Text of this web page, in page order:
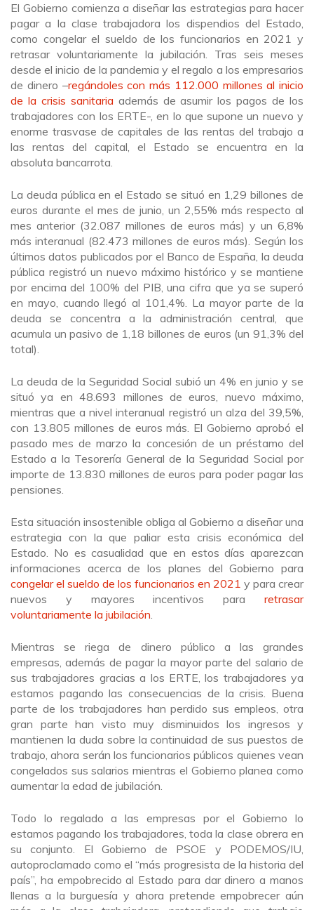
El Gobierno comienza a diseñar las estrategias para hacer
pagar a la clase trabajadora los dispendios del Estado,
como congelar el sueldo de los funcionarios en 2021 y
retrasar voluntariamente la jubilación. Tras seis meses
desde el inicio de la pandemia y el regalo a los empresarios
de dinero –regándoles con más 112.000 millones al inicio
de la crisis sanitaria además de asumir los pagos de los
trabajadores con los ERTE-, en lo que supone un nuevo y
enorme trasvase de capitales de las rentas del trabajo a
las rentas del capital, el Estado se encuentra en la
absoluta bancarrota.
La deuda pública en el Estado se situó en 1,29 billones de
euros durante el mes de junio, un 2,55% más respecto al
mes anterior (32.087 millones de euros más) y un 6,8%
más interanual (82.473 millones de euros más). Según los
últimos datos publicados por el Banco de España, la deuda
pública registró un nuevo máximo histórico y se mantiene
por encima del 100% del PIB, una cifra que ya se superó
en mayo, cuando llegó al 101,4%. La mayor parte de la
deuda se concentra a la administración central, que
acumula un pasivo de 1,18 billones de euros (un 91,3% del
total).
La deuda de la Seguridad Social subió un 4% en junio y se
situó ya en 48.693 millones de euros, nuevo máximo,
mientras que a nivel interanual registró un alza del 39,5%,
con 13.805 millones de euros más. El Gobierno aprobó el
pasado mes de marzo la concesión de un préstamo del
Estado a la Tesorería General de la Seguridad Social por
importe de 13.830 millones de euros para poder pagar las
pensiones.
Esta situación insostenible obliga al Gobierno a diseñar una
estrategia con la que paliar esta crisis económica del
Estado. No es casualidad que en estos días aparezcan
informaciones acerca de los planes del Gobierno para
congelar el sueldo de los funcionarios en 2021 y para crear
nuevos y mayores incentivos para retrasar
voluntariamente la jubilación.
Mientras se riega de dinero público a las grandes
empresas, además de pagar la mayor parte del salario de
sus trabajadores gracias a los ERTE, los trabajadores ya
estamos pagando las consecuencias de la crisis. Buena
parte de los trabajadores han perdido sus empleos, otra
gran parte han visto muy disminuidos los ingresos y
mantienen la duda sobre la continuidad de sus puestos de
trabajo, ahora serán los funcionarios públicos quienes vean
congelados sus salarios mientras el Gobierno planea como
aumentar la edad de jubilación.
Todo lo regalado a las empresas por el Gobierno lo
estamos pagando los trabajadores, toda la clase obrera en
su conjunto. El Gobierno de PSOE y PODEMOS/IU,
autoproclamado como el “más progresista de la historia del
país”, ha empobrecido al Estado para dar dinero a manos
llenas a la burguesía y ahora pretende empobrecer aún